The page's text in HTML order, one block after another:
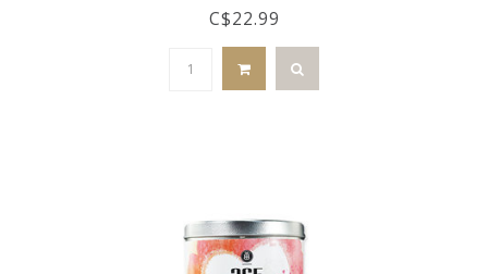
C$22.99